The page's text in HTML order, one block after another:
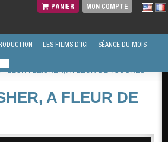
PANIER MON COMPTE
LES FILMS D'ICI SÉANCE DU MOIS
LEON FLEISHER, A FLEUR DE TOUCHES
A FLEUR DE